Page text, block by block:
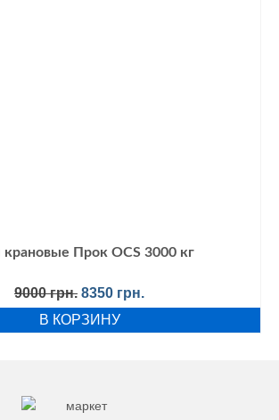
Прок OCS 3000 кг
9000грн. Первоначальная
цена
составляла
8350 грн.
цена:
В КОРЗИНУ